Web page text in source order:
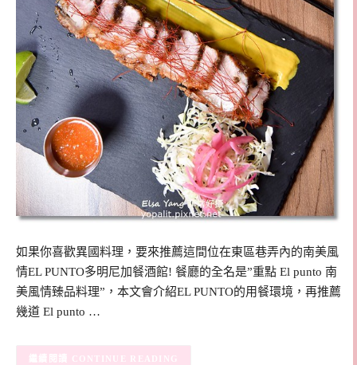
如果你喜歡異國料理，要來推薦這間位在東區巷弄內的南美風
情EL PUNTO多明尼加餐酒館! 餐廳的全名是”重點 El punto 南
美風情臻品料理”，本文會介紹EL PUNTO的用餐環境，再推薦
幾道 El punto …
CONTINUE READING